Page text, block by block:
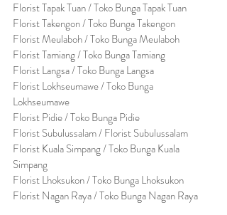
Florist Tapak Tuan / Toko Bunga Tapak Tuan
Florist Takengon / Toko Bunga Takengon
Florist Meulaboh / Toko Bunga Meulaboh
Florist Tamiang / Toko Bunga Tamiang
Florist Langsa / Toko Bunga Langsa
Florist Lokhseumawe / Toko Bunga
Lokhseumawe
Florist Pidie / Toko Bunga Pidie
Florist Subulussalam / Florist Subulussalam
Florist Kuala Simpang / Toko Bunga Kuala
Simpang
Florist Lhoksukon / Toko Bunga Lhoksukon
Florist Nagan Raya / Toko Bunga Nagan Raya